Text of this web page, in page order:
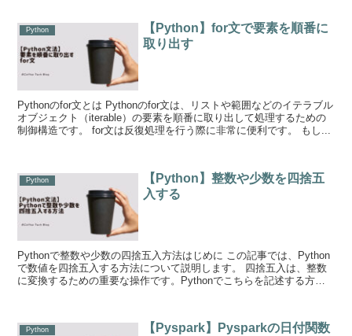
Python
【Python】for文で要素を順番に
取り出す
Pythonのfor文とは Pythonのfor文は、リストや範囲などのイテラブル
オブジェクト（iterable）の要素を順番に取り出して処理するための
制御構造です。 for文は反復処理を行う際に非常に便利です。 もし...
Python
【Python】整数や少数を四捨五
入する
Pythonで整数や少数の四捨五入方法はじめに この記事では、Python
で数値を四捨五入する方法について説明します。 四捨五入は、整数
に変換するための重要な操作です。Pythonでこちらを記述する方法
Python
【Pyspark】Pysparkの日付関数